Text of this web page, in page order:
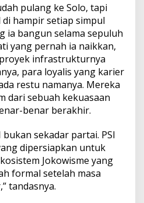
pulang ke Solo, tapi
hampir setiap simpul
ia bangun selama sepuluh
yang pernah ia naikkan,
infrastrukturnya
para loyalis yang karier
restu namanya. Mereka
dari sebuah kekuasaan
benar berakhir.
sekadar partai. PSI
dipersiapkan untuk
Jokowisme yang
formal setelah masa
tandasnya.